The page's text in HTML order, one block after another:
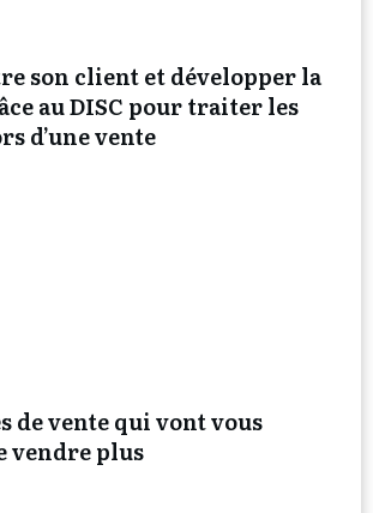
son client et développer la
au DISC pour traiter les
d’une vente
de vente qui vont vous
vendre plus